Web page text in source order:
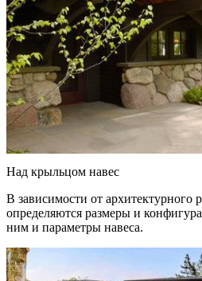
Над крыльцом навес
В зависимости от архитектурного
определяются размеры и
ним и параметры навеса.